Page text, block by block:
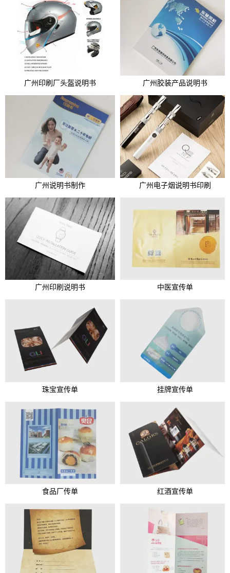
广州印刷厂头盔说明书 广州胶装产品说明书
广州说明书制作 广州电子烟说明书印刷
广州印刷说明书 中医宣传单
珠宝宣传单 挂牌宣传单
食品厂传单 红酒宣传单